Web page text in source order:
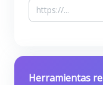
Herramientas